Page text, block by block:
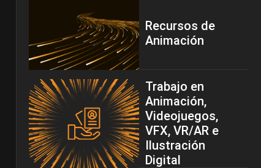
Recursos de
Animación
Trabajo en
Animación,
Videojuegos,
VFX, VR/AR e
Ilustración
Digital